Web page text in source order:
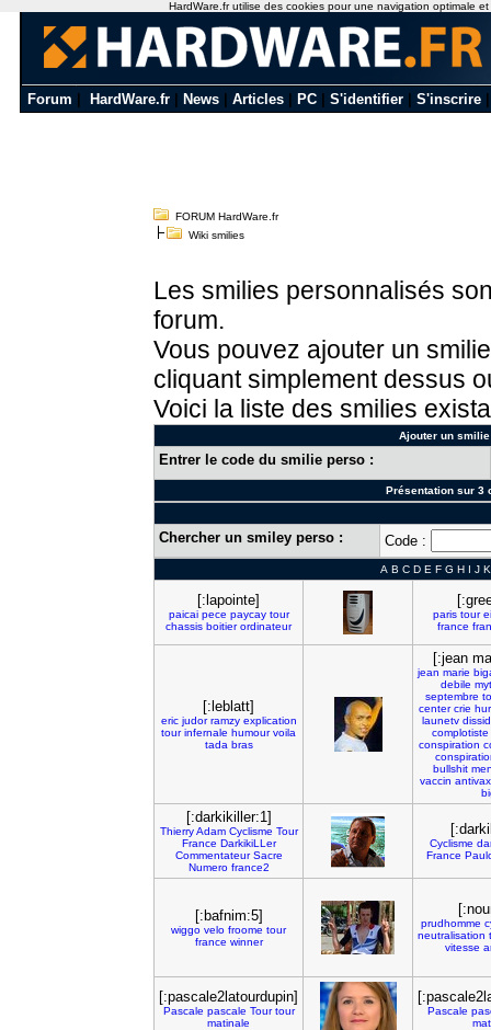
Forum HardWare.fr News Articles PC S'identifier S'inscrire
FORUM HardWare.fr
Wiki smilies
Les smilies personnalisés
forum.
Vous pouvez ajouter un
cliquant simplement dessus
Voici la liste des smilies
Ajouter un
Entrer le code du smilie perso :
Présentation sur 3
Chercher un smiley perso : Code :
A B C D E F G H I J K
[:lapointe]
paicai pece paycay tour
chassis boitier ordinateur
paris tour
france
[:leblatt]
eric judor ramzy explication
tour infernale humour voila
tada bras
[:jean
jean marie
debile
septembre
center crie
launetv
complotiste
conspiration
bullshit
vaccin antivax
[:darkikiller:1]
Thierry Adam Cyclisme Tour
France DarkikiLLer
Commentateur Sacre
Numero france2
Cyclisme
France
[:bafnim:5]
wiggo velo froome tour
france winner
prudhomme
neutralisation
vitesse
[:pascale2latourdupin]
Pascale pascale Tour tour
matinale
Pascale
HardWare.fr utilise des cookies pour une navigation optimale